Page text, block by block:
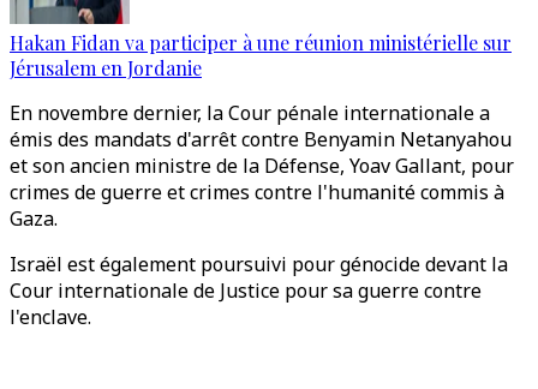
Hakan Fidan va participer à une réunion ministérielle sur
Jérusalem en Jordanie
En novembre dernier, la Cour pénale internationale a
émis des mandats d'arrêt contre Benyamin Netanyahou
et son ancien ministre de la Défense, Yoav Gallant, pour
crimes de guerre et crimes contre l'humanité commis à
Gaza.
Israël est également poursuivi pour génocide devant la
Cour internationale de Justice pour sa guerre contre
l'enclave.